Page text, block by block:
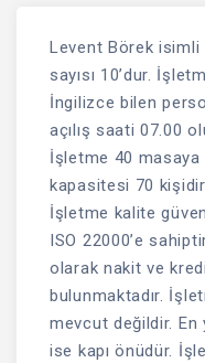
Levent Börek
sayısı 10’dur.
İngilizce bilen
açılış saati 07.00
İşletme 40
kapasitesi 70
İşletme kalite
ISO 22000’e
olarak nakit ve
bulunmaktadır.
mevcut değildir. En
ise kapı önüdür.